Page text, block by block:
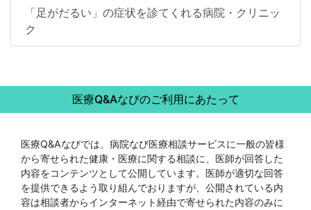
「足がだるい」の症状を診てくれる病院・クリニッ
ク
医療Q&Aなびのご利用にあたって
医療Q&Aなびでは、病院なび医療相談サービスに一般の皆様
から寄せられた健康・医療に関する相談に、医師が回答した
内容をコンテンツとして公開しています。医師が適切な回答
を提供できるよう取り組んでおりますが、公開されている内
容は相談者からインターネット経由で寄せられた内容のみに